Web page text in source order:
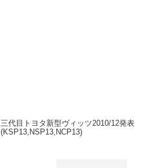
三代目トヨタ新型ヴィッツ2010/12発表
(KSP13,NSP13,NCP13)